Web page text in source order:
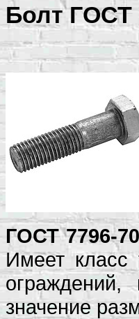
Болт ГОСТ
ГОСТ 7796-
Имеет класс
ограждений,
значение